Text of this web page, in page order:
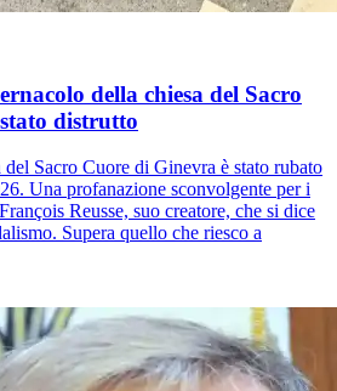
della chiesa del Sacro
distrutto
Sacro Cuore di Ginevra è stato rubato
Una profanazione sconvolgente per i
Reusse, suo creatore, che si dice
Supera quello che riesco a